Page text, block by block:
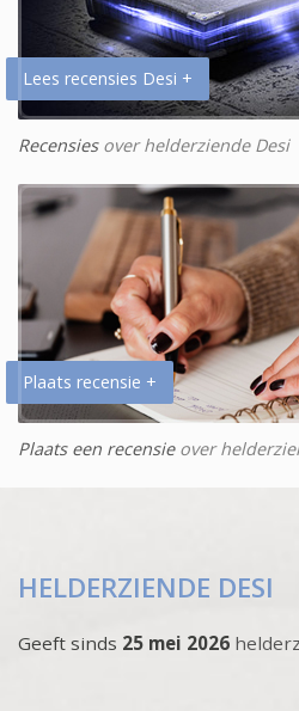
Lees recensies Desi +
Recensiesover helderziende Desi
Plaats recensie +
Plaats een recensieover
HELDERZIENDE DESI
Geeft sinds 25 mei 2026